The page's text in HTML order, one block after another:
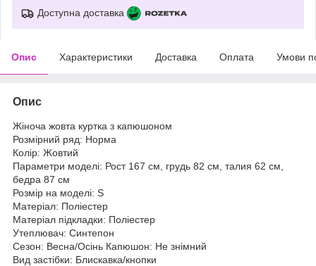
Доступна доставка
Опис Характеристики Доставка Оплата Умови
Опис
Жіноча жовта куртка з капюшоном
Розмірний ряд: Норма
Колір: Жовтий
Параметри моделі: Рост 167 см, грудь 82 см, талия 62 см,
бедра 87 см
Розмір на моделі: S
Матеріал: Поліестер
Матеріал підкладки: Поліестер
Утеплювач: Синтепон
Сезон: Весна/Oсінь Капюшон: Не знімний
Вид застібки: Блискавка/кнопки